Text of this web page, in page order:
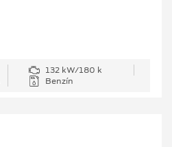
132 kW/180 k
Benzín